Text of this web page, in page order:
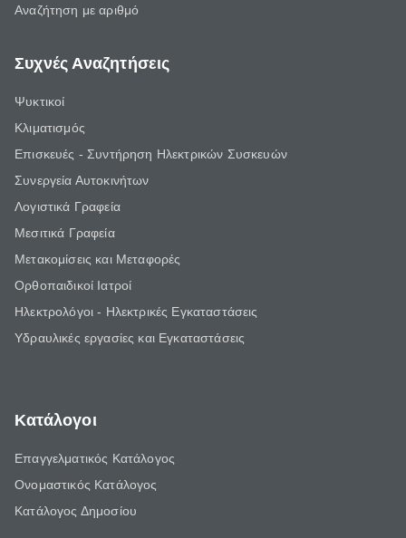
Αναζήτηση με αριθμό
Συχνές Αναζητήσεις
Ψυκτικοί
Κλιματισμός
Επισκευές - Συντήρηση Ηλεκτρικών Συσκευών
Συνεργεία Αυτοκινήτων
Λογιστικά Γραφεία
Μεσιτικά Γραφεία
Μετακομίσεις και Μεταφορές
Ορθοπαιδικοί Ιατροί
Ηλεκτρολόγοι - Ηλεκτρικές Εγκαταστάσεις
Υδραυλικές εργασίες και Εγκαταστάσεις
Κατάλογοι
Επαγγελματικός Κατάλογος
Ονομαστικός Κατάλογος
Κατάλογος Δημοσίου